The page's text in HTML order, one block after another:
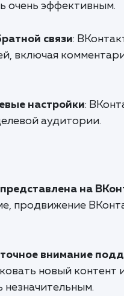
очень эффективным.
связи:
включая
настройки:
аудитории.
на
продвижение
внимание
новый контент